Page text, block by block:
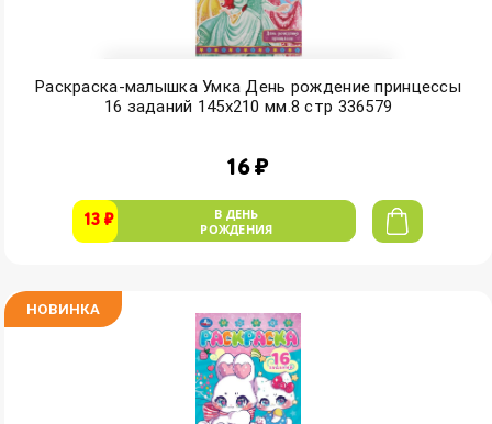
Раскраска-малышка Умка День рождение принцессы
16 заданий 145х210 мм.8 стр 336579
16 ₽
13 ₽
В ДЕНЬ
РОЖДЕНИЯ
НОВИНКА